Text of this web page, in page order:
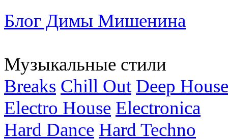
Блог Димы Мишенина
Музыкальные стили
Breaks Chill Out Deep House
Electro House Electronica
Hard Dance Hard Techno